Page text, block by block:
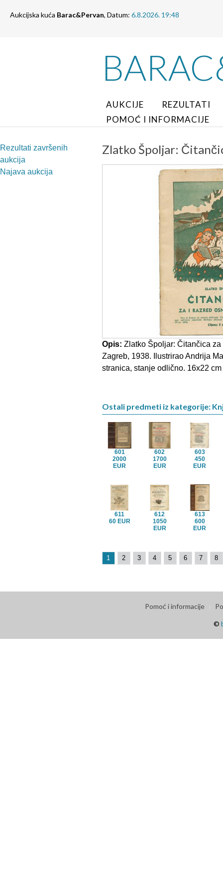
Aukcijska kuća Barac&Pervan, Datum: 6.8.2026. 19:48
AUKCIJE
REZULTATI
POMOĆ I INFORMACIJE
Rezultati završenih
aukcija
Najava aukcija
Zlatko Špoljar:
Opis: Zlatko Špoljar: Čitančica
Zagreb, 1938. Ilustrirao Andrija
stranica, stanje odlično. 16x22 cm
Ostali predmeti iz kategorije:
601
2000
EUR
602
1700
EUR
603
450
EUR
611
60 EUR
612
1050
EUR
613
600
EUR
1 2 3 4 5 6 7 8
Pomoć i informacije
©